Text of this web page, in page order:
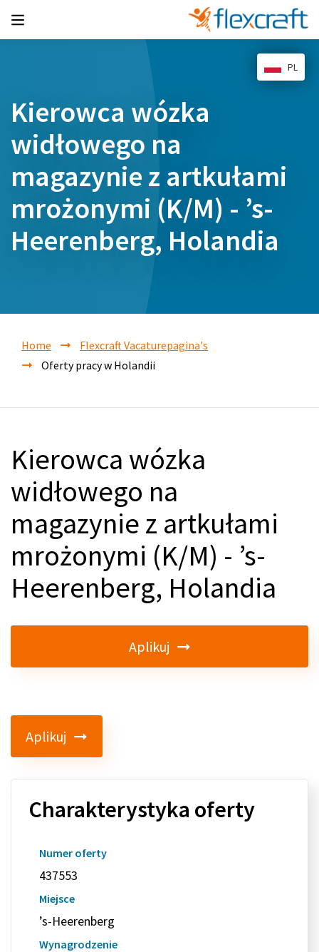
Kierowca wózka
widłowego na
magazynie z artkułami
mrożonymi (K/M) - ’s-
Heerenberg, Holandia
Home
Flexcraft Vacaturepagina's
Oferty pracy w Holandii
Kierowca wózka
widłowego na
magazynie z artkułami
mrożonymi (K/M) - ’s-
Heerenberg, Holandia
Aplikuj
Aplikuj
Charakterystyka oferty
Numer oferty
437553
Miejsce
’s-Heerenberg
Wynagrodzenie
PL